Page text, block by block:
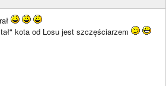
kota od Losu jest szczęściarzem